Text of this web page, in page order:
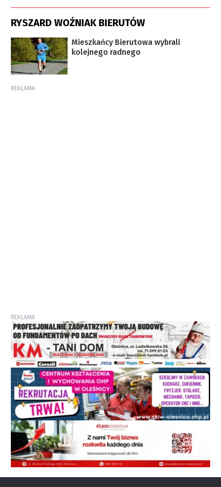
RYSZARD WOŹNIAK BIERUTÓW
Mieszkańcy Bierutowa wybrali
kolejnego radnego
REKLAMA
REKLAMA